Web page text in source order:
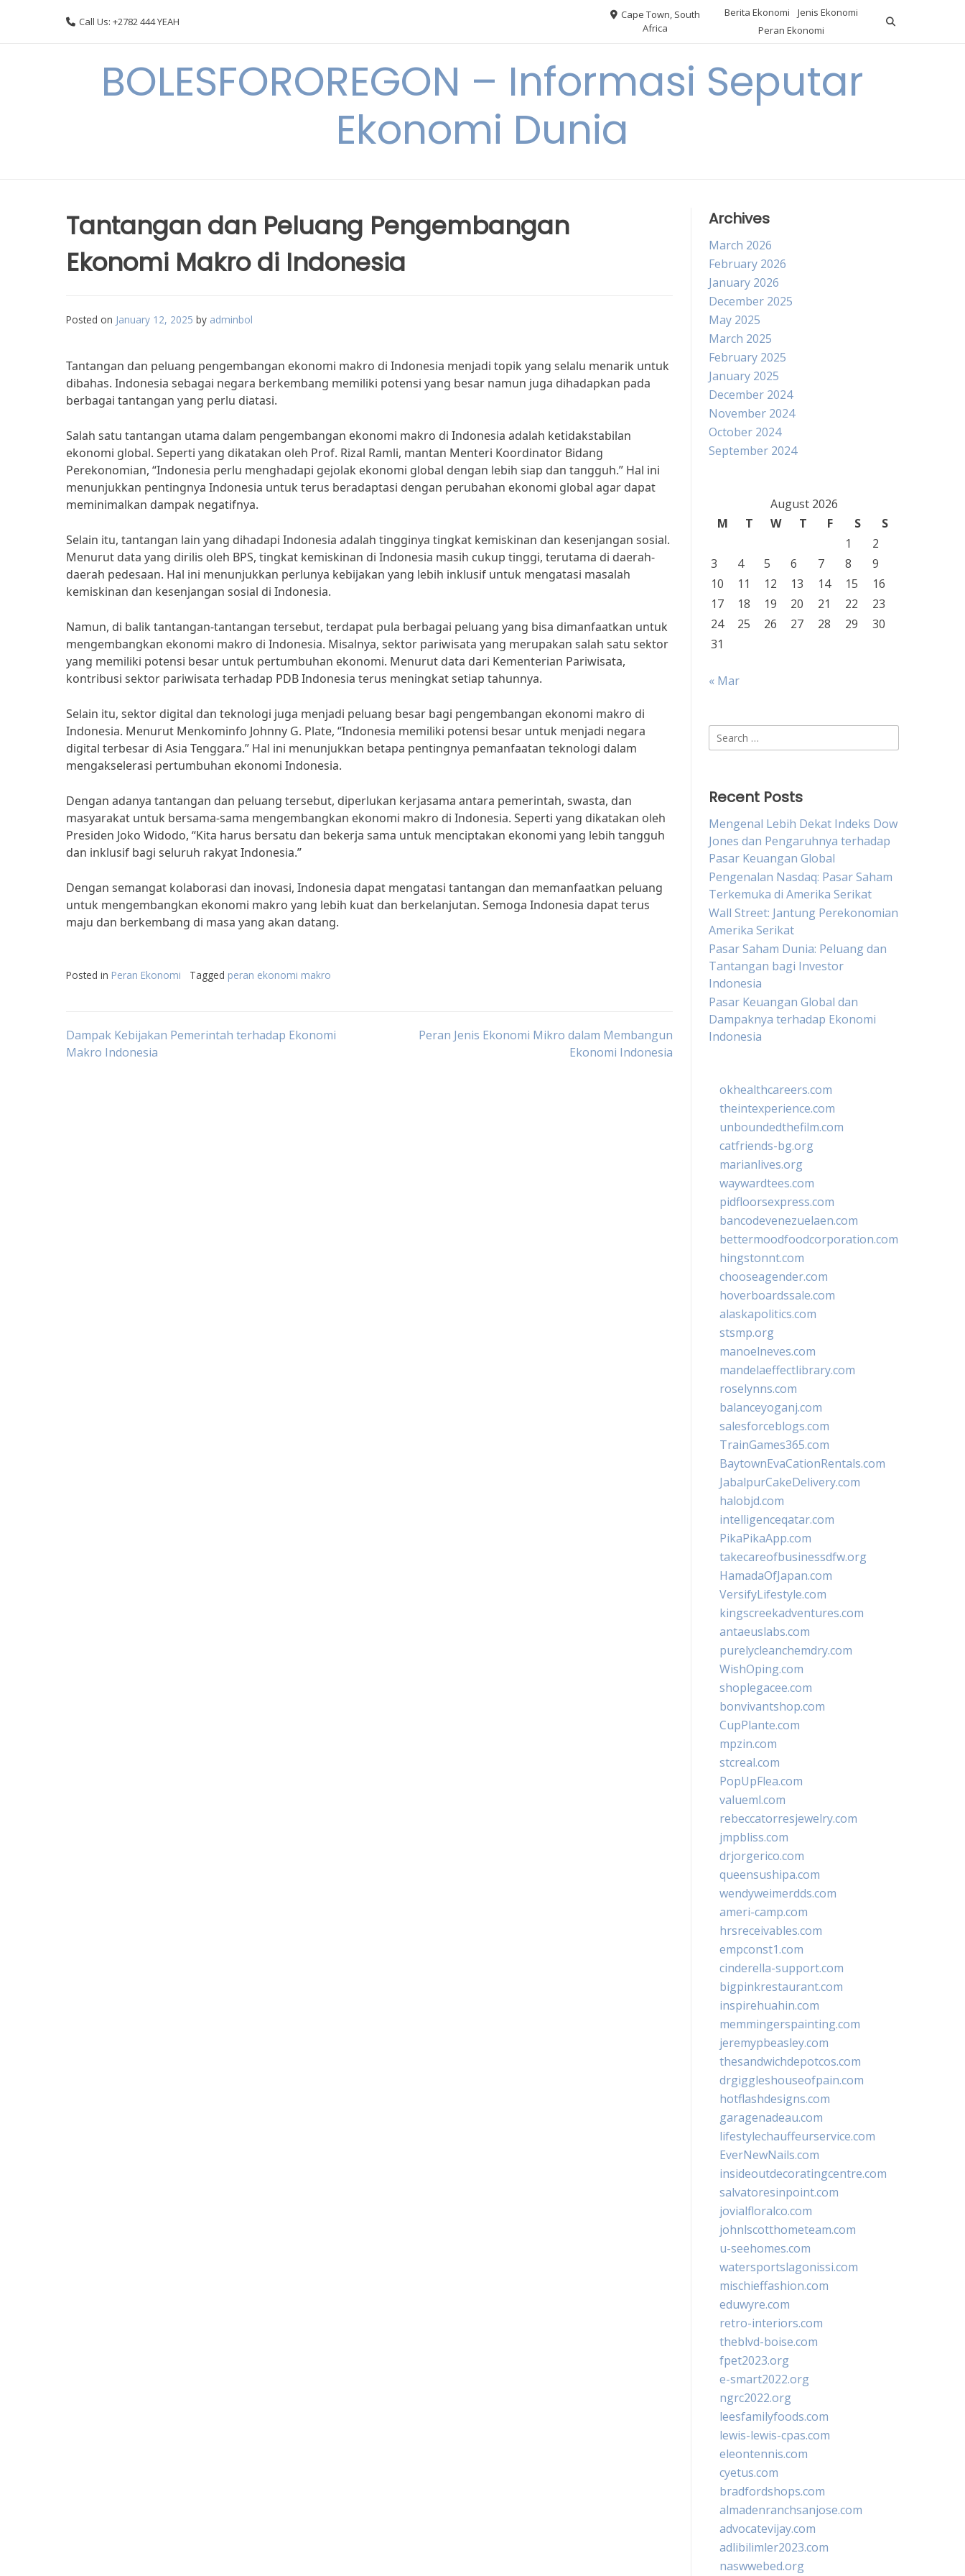
Call Us: +2782 444 YEAH
Cape Town, South
Africa
Berita Ekonomi
Jenis Ekonomi
Peran Ekonomi
BOLESFOROREGON – Informasi Seputar
Ekonomi Dunia
Tantangan dan Peluang Pengembangan
Ekonomi Makro di Indonesia
Posted on January 12, 2025 by adminbol
Tantangan dan peluang pengembangan ekonomi makro di Indonesia menjadi topik yang selalu menarik untuk
dibahas. Indonesia sebagai negara berkembang memiliki potensi yang besar namun juga dihadapkan pada
berbagai tantangan yang perlu diatasi.
Salah satu tantangan utama dalam pengembangan ekonomi makro di Indonesia adalah ketidakstabilan
ekonomi global. Seperti yang dikatakan oleh Prof. Rizal Ramli, mantan Menteri Koordinator Bidang
Perekonomian, “Indonesia perlu menghadapi gejolak ekonomi global dengan lebih siap dan tangguh.” Hal ini
menunjukkan pentingnya Indonesia untuk terus beradaptasi dengan perubahan ekonomi global agar dapat
meminimalkan dampak negatifnya.
Selain itu, tantangan lain yang dihadapi Indonesia adalah tingginya tingkat kemiskinan dan kesenjangan sosial.
Menurut data yang dirilis oleh BPS, tingkat kemiskinan di Indonesia masih cukup tinggi, terutama di daerah-
daerah pedesaan. Hal ini menunjukkan perlunya kebijakan yang lebih inklusif untuk mengatasi masalah
kemiskinan dan kesenjangan sosial di Indonesia.
Namun, di balik tantangan-tantangan tersebut, terdapat pula berbagai peluang yang bisa dimanfaatkan untuk
mengembangkan ekonomi makro di Indonesia. Misalnya, sektor pariwisata yang merupakan salah satu sektor
yang memiliki potensi besar untuk pertumbuhan ekonomi. Menurut data dari Kementerian Pariwisata,
kontribusi sektor pariwisata terhadap PDB Indonesia terus meningkat setiap tahunnya.
Selain itu, sektor digital dan teknologi juga menjadi peluang besar bagi pengembangan ekonomi makro di
Indonesia. Menurut Menkominfo Johnny G. Plate, “Indonesia memiliki potensi besar untuk menjadi negara
digital terbesar di Asia Tenggara.” Hal ini menunjukkan betapa pentingnya pemanfaatan teknologi dalam
mengakselerasi pertumbuhan ekonomi Indonesia.
Dengan adanya tantangan dan peluang tersebut, diperlukan kerjasama antara pemerintah, swasta, dan
masyarakat untuk bersama-sama mengembangkan ekonomi makro di Indonesia. Seperti yang dikatakan oleh
Presiden Joko Widodo, “Kita harus bersatu dan bekerja sama untuk menciptakan ekonomi yang lebih tangguh
dan inklusif bagi seluruh rakyat Indonesia.”
Dengan semangat kolaborasi dan inovasi, Indonesia dapat mengatasi tantangan dan memanfaatkan peluang
untuk mengembangkan ekonomi makro yang lebih kuat dan berkelanjutan. Semoga Indonesia dapat terus
maju dan berkembang di masa yang akan datang.
Posted in Peran Ekonomi Tagged peran ekonomi makro
Post
Dampak Kebijakan Pemerintah terhadap Ekonomi
Makro Indonesia
Peran Jenis Ekonomi Mikro dalam Membangun
Ekonomi Indonesia
Archives
March 2026
February 2026
January 2026
December 2025
May 2025
March 2025
February 2025
January 2025
December 2024
November 2024
October 2024
September 2024
August 2026
M
T W T F S
S
1
2
3
4 5 6 7 8
9
10
11 12 13 14 15
16
17
18 19 20 21 22
23
24
25 26 27 28 29
30
31
« Mar
Search
for:
Recent Posts
Mengenal Lebih Dekat Indeks Dow
Jones dan Pengaruhnya terhadap
Pasar Keuangan Global
Pengenalan Nasdaq: Pasar Saham
Terkemuka di Amerika Serikat
Wall Street: Jantung Perekonomian
Amerika Serikat
Pasar Saham Dunia: Peluang dan
Tantangan bagi Investor
Indonesia
Pasar Keuangan Global dan
Dampaknya terhadap Ekonomi
Indonesia
okhealthcareers.com
theintexperience.com
unboundedthefilm.com
catfriends-bg.org
marianlives.org
waywardtees.com
pidfloorsexpress.com
bancodevenezuelaen.com
bettermoodfoodcorporation.com
hingstonnt.com
chooseagender.com
hoverboardssale.com
alaskapolitics.com
stsmp.org
manoelneves.com
mandelaeffectlibrary.com
roselynns.com
balanceyoganj.com
salesforceblogs.com
TrainGames365.com
BaytownEvaCationRentals.com
JabalpurCakeDelivery.com
halobjd.com
intelligenceqatar.com
PikaPikaApp.com
takecareofbusinessdfw.org
HamadaOfJapan.com
VersifyLifestyle.com
kingscreekadventures.com
antaeuslabs.com
purelycleanchemdry.com
WishOping.com
shoplegacee.com
bonvivantshop.com
CupPlante.com
mpzin.com
stcreal.com
PopUpFlea.com
valueml.com
rebeccatorresjewelry.com
jmpbliss.com
drjorgerico.com
queensushipa.com
wendyweimerdds.com
ameri-camp.com
hrsreceivables.com
empconst1.com
cinderella-support.com
bigpinkrestaurant.com
inspirehuahin.com
memmingerspainting.com
jeremypbeasley.com
thesandwichdepotcos.com
drgiggleshouseofpain.com
hotflashdesigns.com
garagenadeau.com
lifestylechauffeurservice.com
EverNewNails.com
insideoutdecoratingcentre.com
salvatoresinpoint.com
jovialfloralco.com
johnlscotthometeam.com
u-seehomes.com
watersportslagonissi.com
mischieffashion.com
eduwyre.com
retro-interiors.com
theblvd-boise.com
fpet2023.org
e-smart2022.org
ngrc2022.org
leesfamilyfoods.com
lewis-lewis-cpas.com
eleontennis.com
cyetus.com
bradfordshops.com
almadenranchsanjose.com
advocatevijay.com
adlibilimler2023.com
naswwebed.org